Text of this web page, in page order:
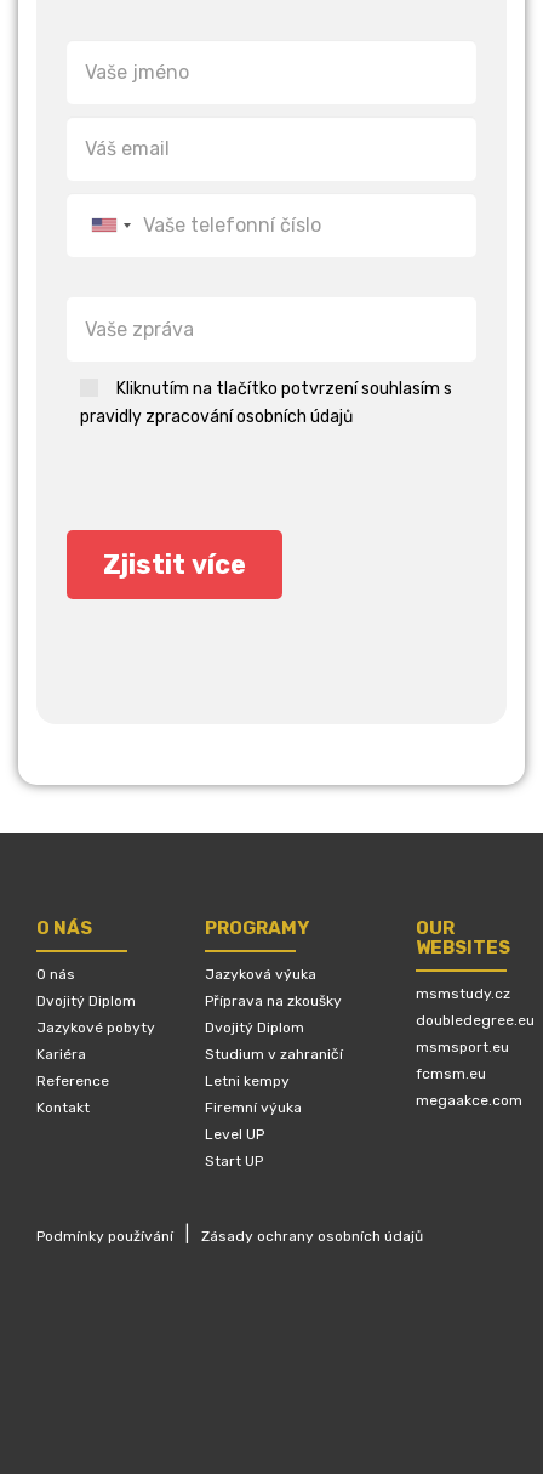
Kliknutím na tlačítko potvrzení souhlasím s
pravidly zpracování osobních údajů
O NÁS
O nás
Dvojitý Diplom
Jazykové pobyty
Kariéra
Reference
Kontakt
PROGRAMY
Jazyková výuka
Příprava na zkoušky
Dvojitý Diplom
Studium v zahraničí
Letni kempy
Firemní výuka
Level UP
Start UP
OUR
WEBSITES
msmstudy.cz
doubledegree.eu
msmsport.eu
fcmsm.eu
megaakce.com
Podmínky používání Zásady ochrany osobních údajů